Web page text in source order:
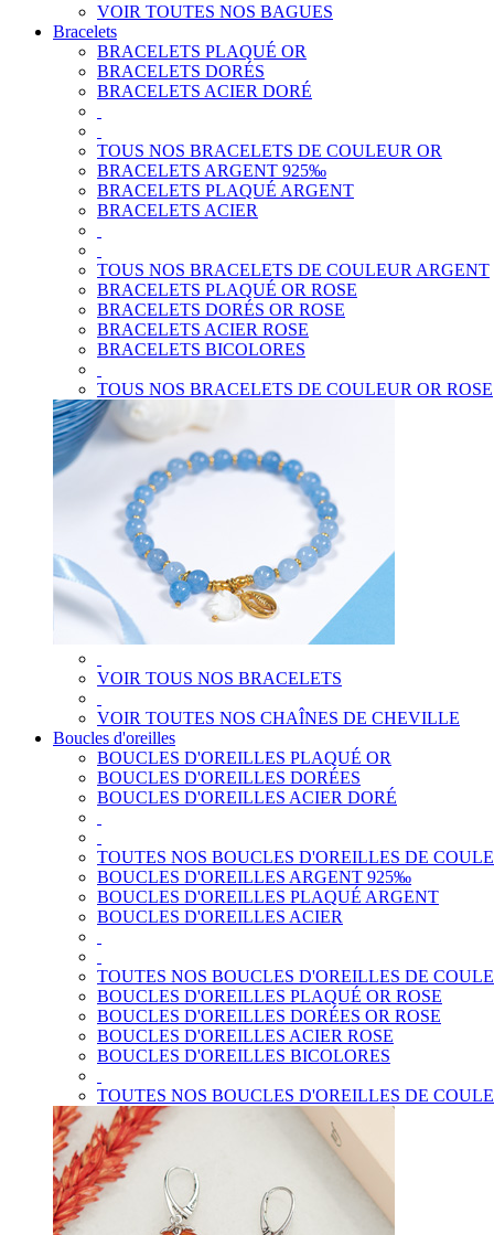
VOIR TOUTES NOS BAGUES
Bracelets
BRACELETS PLAQUÉ OR
BRACELETS DORÉS
BRACELETS ACIER DORÉ
TOUS NOS BRACELETS DE COULEUR OR
BRACELETS ARGENT 925‰
BRACELETS PLAQUÉ ARGENT
BRACELETS ACIER
TOUS NOS BRACELETS DE COULEUR ARGENT
BRACELETS PLAQUÉ OR ROSE
BRACELETS DORÉS OR ROSE
BRACELETS ACIER ROSE
BRACELETS BICOLORES
TOUS NOS BRACELETS DE COULEUR OR ROSE
VOIR TOUS NOS BRACELETS
VOIR TOUTES NOS CHAÎNES DE CHEVILLE
Boucles d'oreilles
BOUCLES D'OREILLES PLAQUÉ OR
BOUCLES D'OREILLES DORÉES
BOUCLES D'OREILLES ACIER DORÉ
TOUTES NOS BOUCLES D'OREILLES DE
BOUCLES D'OREILLES ARGENT 925‰
BOUCLES D'OREILLES PLAQUÉ ARGENT
BOUCLES D'OREILLES ACIER
TOUTES NOS BOUCLES D'OREILLES DE
BOUCLES D'OREILLES PLAQUÉ OR ROSE
BOUCLES D'OREILLES DORÉES OR ROSE
BOUCLES D'OREILLES ACIER ROSE
BOUCLES D'OREILLES BICOLORES
TOUTES NOS BOUCLES D'OREILLES DE